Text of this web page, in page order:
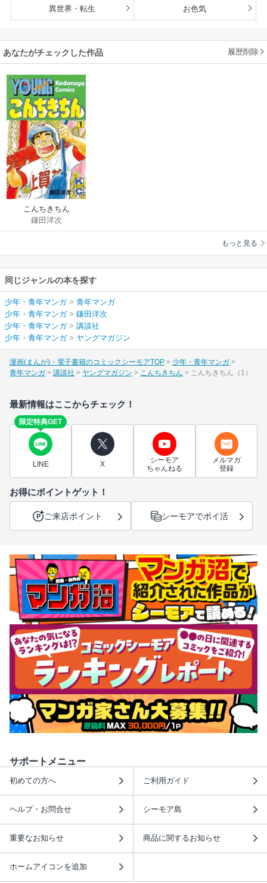
異世界・転生 お色気
あなたがチェックした作品 履歴削除
こんちきちん
鎌田洋次
もっと見る
同じジャンルの本を探す
少年・青年マンガ> 青年マンガ
少年・青年マンガ> 鎌田洋次
少年・青年マンガ> 講談社
少年・青年マンガ> ヤングマガジン
漫画(まんが)・電子書籍のコミックシーモアTOP
少年・青年マンガ
青年マンガ
講談社 ヤングマガジン こんちきちん こんちきちん（1）
最新情報はここからチェック！
限定特典GET
LINE X
シーモア
ちゃんねる
メルマガ
登録
お得にポイントゲット！
ご来店ポイント シーモアでポイ活
サポートメニュー
初めての方へ ご利用ガイド
ヘルプ・お問合せ シーモア島
重要なお知らせ 商品に関するお知らせ
ホームアイコンを追加